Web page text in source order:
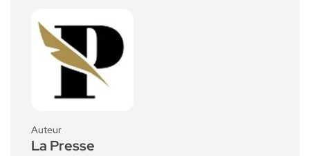
Auteur
La Presse